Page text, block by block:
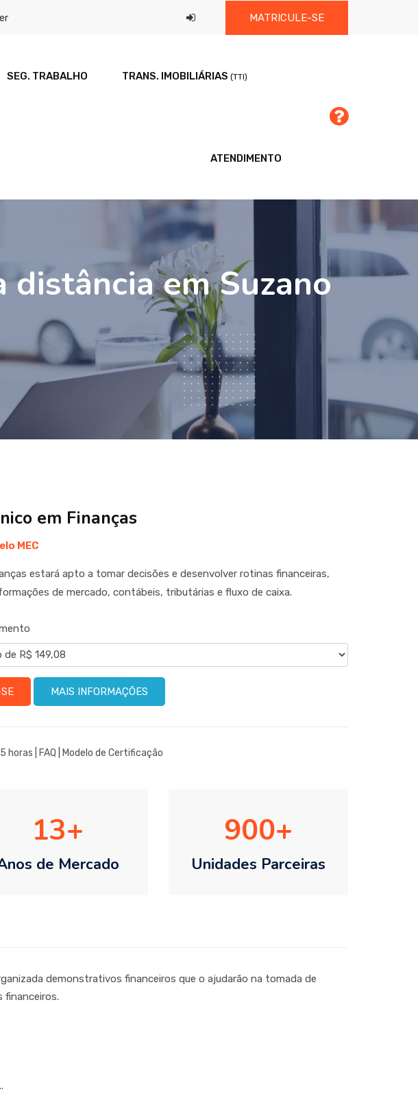
MATRICULE-SE
SEG. TRABALHO TRANS. IMOBILIÁRIAS (TTI)
ATENDIMENTO
distância em Suzano
em Finanças
MEC
estará apto a tomar decisões e desenvolver rotinas financeiras,
de mercado, contábeis, tributárias e fluxo de caixa.
MAIS INFORMAÇÕES
horas | FAQ Modelo de Certificação
13
de Mercado
900
Unidades Parceiras
demonstrativos financeiros que o ajudarão na tomada de
financeiros.